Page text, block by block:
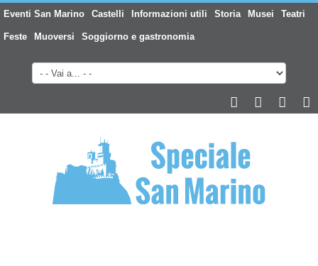
Eventi San Marino Castelli Informazioni utili Storia Musei Teatri
Feste Muoversi Soggiorno e gastronomia